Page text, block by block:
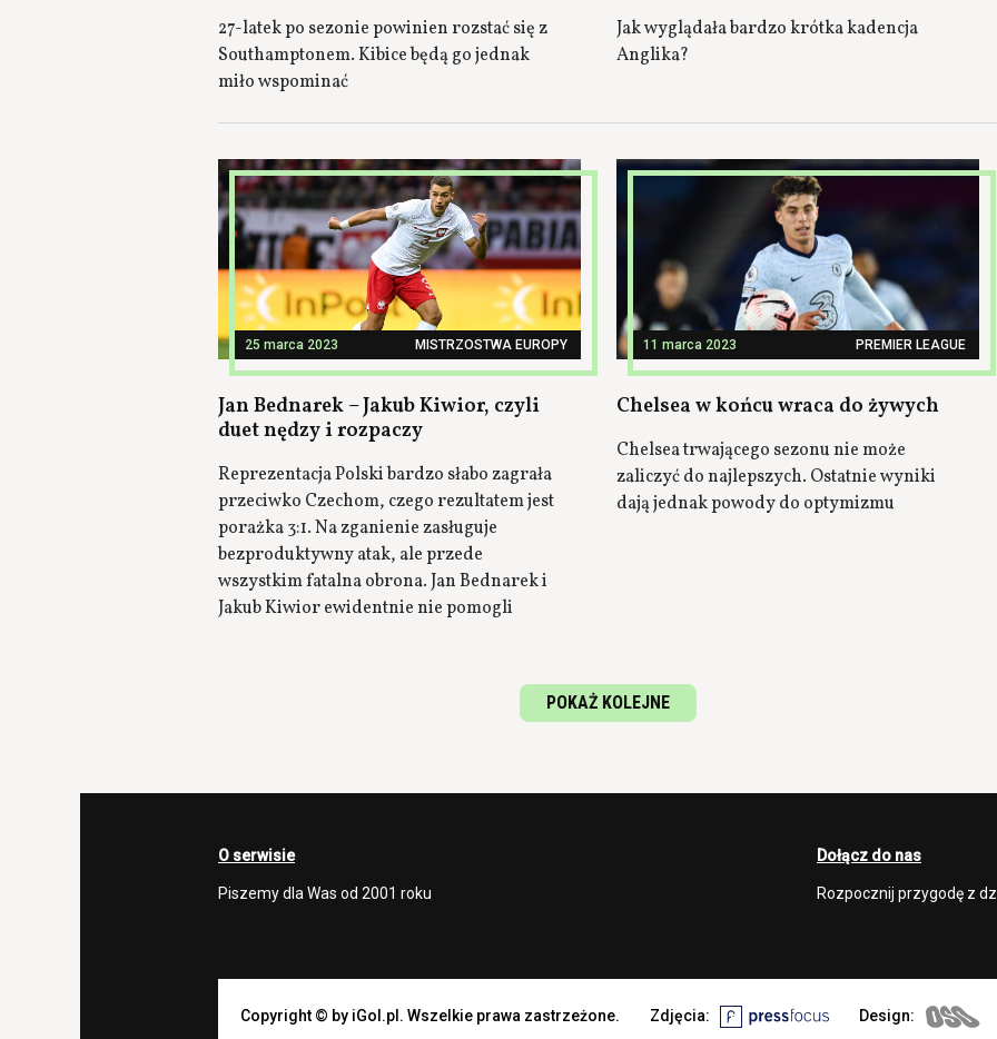
27-latek po sezonie powinien rozstać się z
Southamptonem. Kibice będą go jednak
miło wspominać
Jak wyglądała bardzo krótka kadencja
Anglika?
25 marca 2023 MISTRZOSTWA EUROPY
Jan Bednarek – Jakub Kiwior, czyli
duet nędzy i rozpaczy
Reprezentacja Polski bardzo słabo zagrała
przeciwko Czechom, czego rezultatem jest
porażka 3:1. Na zganienie zasługuje
bezproduktywny atak, ale przede
wszystkim fatalna obrona. Jan Bednarek i
Jakub Kiwior ewidentnie nie pomogli
11 marca 2023 PREMIER LEAGUE
Chelsea w końcu wraca do żywych
Chelsea trwającego sezonu nie może
zaliczyć do najlepszych. Ostatnie wyniki
dają jednak powody do optymizmu
POKAŻ KOLEJNE
O serwisie
Piszemy dla Was od 2001 roku
Dołącz do nas
Rozpocznij przygodę z
Copyright © by iGol.pl. Wszelkie prawa zastrzeżone. Zdjęcia: Design: